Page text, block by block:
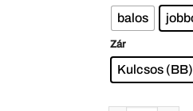
balos
Zár
Kulcsos